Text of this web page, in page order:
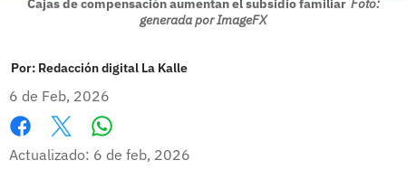
generada por ImageFX
Por: Redacción digital La Kalle
6 de Feb, 2026
Facebook
X
Actualizado: 6 de feb, 2026